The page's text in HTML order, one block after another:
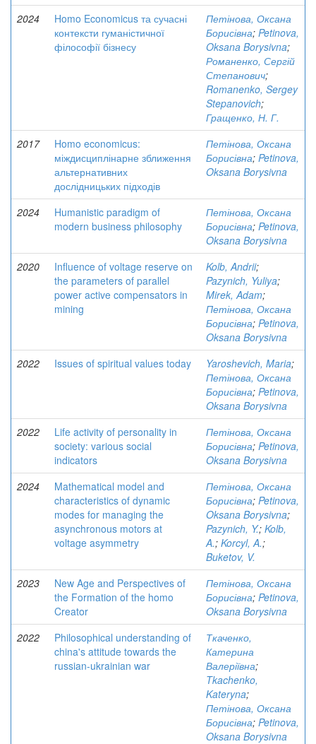
2024
Homo Economicus та сучасні
контексти гуманістичної
філософії бізнесу
Петінова, Оксана
Борисівна; Petinova,
Oksana Borysivna;
Романенко, Сергій
Степанович;
Romanenko, Sergey
Stepanovich;
Гращенко, Н. Г.
2017
Homo economicus:
міждисциплінарне зближення
альтернативних
дослідницьких підходів
Петінова, Оксана
Борисівна; Petinova,
Oksana Borysivna
2024
Humanistic paradigm of
modern business philosophy
Петінова, Оксана
Борисівна; Petinova,
Oksana Borysivna
2020
Influence of voltage reserve on
the parameters of parallel
power active compensators in
mining
Kolb, Andrii;
Pazynich, Yuliya;
Mirek, Adam;
Петінова, Оксана
Борисівна; Petinova,
Oksana Borysivna
2022
Issues of spiritual values today Yaroshevich, Maria;
Петінова, Оксана
Борисівна; Petinova,
Oksana Borysivna
2022
Life activity of personality in
society: various social
indicators
Петінова, Оксана
Борисівна; Petinova,
Oksana Borysivna
2024
Mathematical model and
characteristics of dynamic
modes for managing the
asynchronous motors at
voltage asymmetry
Петінова, Оксана
Борисівна; Petinova,
Oksana Borysivna;
Pazynich, Y.; Kolb,
A.; Korcyl, A.;
Buketov, V.
2023
New Age and Perspectives of
the Formation of the homo
Creator
Петінова, Оксана
Борисівна; Petinova,
Oksana Borysivna
2022
Philosophical understanding of
china's attitude towards the
russian-ukrainian war
Ткаченко,
Катерина
Валеріївна;
Tkachenko,
Kateryna;
Петінова, Оксана
Борисівна; Petinova,
Oksana Borysivna